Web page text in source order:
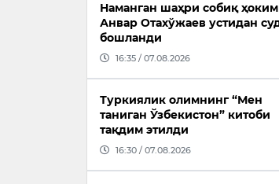
Наманган шаҳри собиқ
Анвар Отахўжаев устидан
бошланди
16:35 / 07.08.2026
Туркиялик олимнинг “Мен
таниган Ўзбекистон” китоби
тақдим этилди
16:30 / 07.08.2026